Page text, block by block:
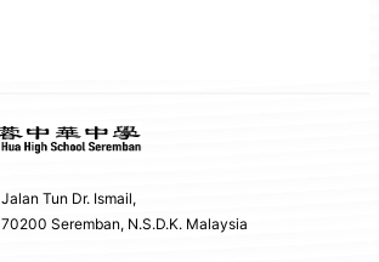
Jalan Tun Dr. Ismail,
70200 Seremban, N.S.D.K. Malaysia